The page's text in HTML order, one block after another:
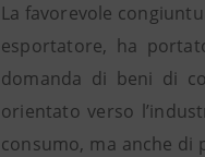
La favorevole
esportatore, ha
domanda di beni di
orientato verso
consumo, ma anche